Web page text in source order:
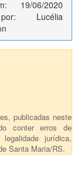
19/06/2020
Lucélia
publicadas neste
conter erros de
jurídica,
Santa Maria/RS.